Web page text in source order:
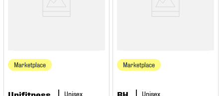
Marketplace Marketplace